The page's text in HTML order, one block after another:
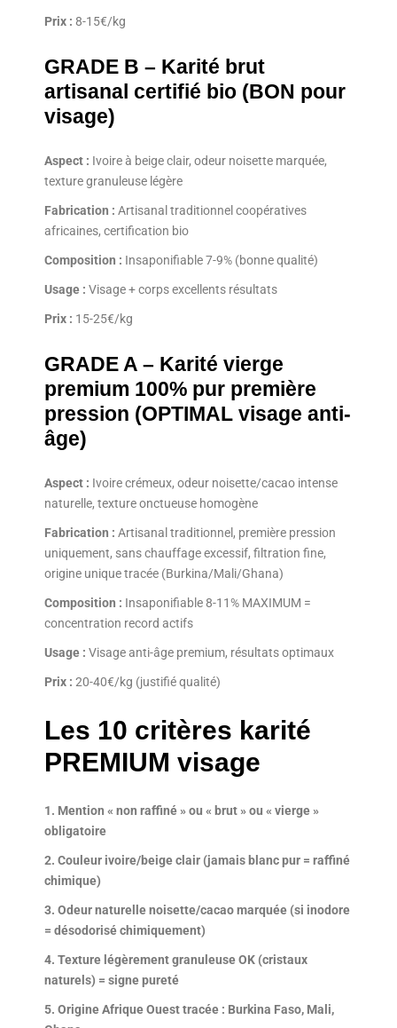
Prix : 8-15€/kg
GRADE B – Karité brut
artisanal certifié bio (BON pour
visage)
Aspect : Ivoire à beige clair, odeur noisette marquée,
texture granuleuse légère
Fabrication : Artisanal traditionnel coopératives
africaines, certification bio
Composition : Insaponifiable 7-9% (bonne qualité)
Usage : Visage + corps excellents résultats
Prix : 15-25€/kg
GRADE A – Karité vierge
premium 100% pur première
pression (OPTIMAL visage anti-
âge)
Aspect : Ivoire crémeux, odeur noisette/cacao intense
naturelle, texture onctueuse homogène
Fabrication : Artisanal traditionnel, première pression
uniquement, sans chauffage excessif, filtration fine,
origine unique tracée (Burkina/Mali/Ghana)
Composition : Insaponifiable 8-11% MAXIMUM =
concentration record actifs
Usage : Visage anti-âge premium, résultats optimaux
Prix : 20-40€/kg (justifié qualité)
Les 10 critères karité
PREMIUM visage
1. Mention « non raffiné » ou « brut » ou « vierge »
obligatoire
2. Couleur ivoire/beige clair (jamais blanc pur = raffiné
chimique)
3. Odeur naturelle noisette/cacao marquée (si inodore
= désodorisé chimiquement)
4. Texture légèrement granuleuse OK (cristaux
naturels) = signe pureté
5. Origine Afrique Ouest tracée : Burkina Faso, Mali,